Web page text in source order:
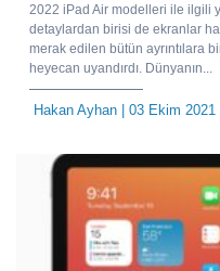
2022 iPad Air modelleri ile ilgili
detaylardan birisi de ekranlar
merak edilen bütün ayrıntılara
heyecan uyandırdı. Dünyanın...
Hakan Ayhan | 03 Ekim 2021